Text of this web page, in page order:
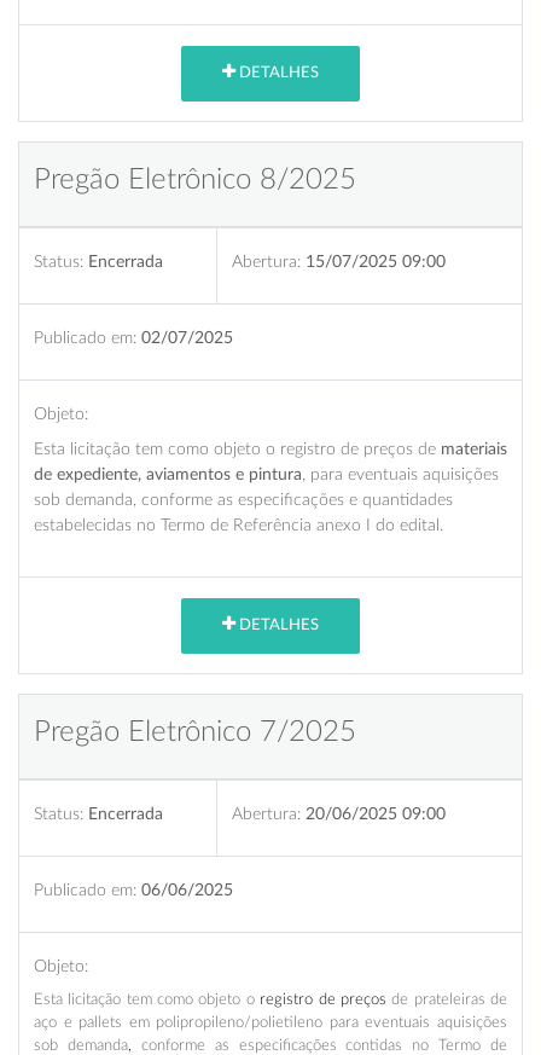
DETALHES
Pregão Eletrônico 8/2025
Status: Encerrada Abertura: 15/07/2025 09:00
Publicado em: 02/07/2025
Objeto:
Esta licitação tem como objeto o registro de preços de materiais
de expediente, aviamentos e pintura , para eventuais aquisições
sob demanda, conforme as especificações e quantidades
estabelecidas no Termo de Referência anexo I do edital.
DETALHES
Pregão Eletrônico 7/2025
Status: Encerrada Abertura: 20/06/2025 09:00
Publicado em: 06/06/2025
Objeto:
Esta licitação tem como objeto o registro de preçosde prateleiras de
aço e pallets em polipropileno/polietileno para eventuais aquisições
sob demanda,
conforme as especificações contidas no Termo de